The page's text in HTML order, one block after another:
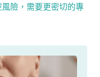
險，需要更密切的專